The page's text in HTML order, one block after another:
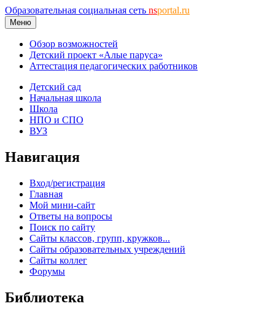
Образовательная социальная сеть nsportal.ru
Меню
Обзор возможностей
Детский проект «Алые паруса»
Аттестация педагогических работников
Детский сад
Начальная школа
Школа
НПО и СПО
ВУЗ
Навигация
Вход/регистрация
Главная
Мой мини-сайт
Ответы на вопросы
Поиск по сайту
Сайты классов, групп, кружков...
Сайты образовательных учреждений
Сайты коллег
Форумы
Библиотека